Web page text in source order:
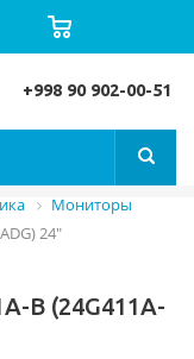
+998 90 902-00-51
Мониторы
24"
B (24G411A-